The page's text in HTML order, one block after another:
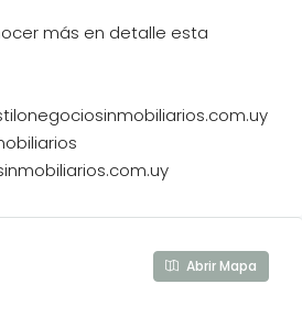
más en detalle esta
Abrir Mapa